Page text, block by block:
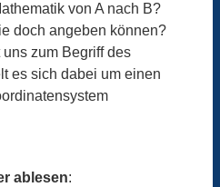
von A nach B?
doch angeben können?
zum Begriff des
es sich dabei um einen
ablesen: